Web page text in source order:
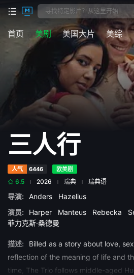
首页 美剧 美国大片 美综
三人行
人气 6446 欧美剧
6.5 2026 瑞典 瑞典语
导演: Anders Hazelius
演员:
Harper Manteus Rebecka
菲力克斯·桑德曼
描述:
Billed as a story about love,
reflection of the meaning of life and
time, The Trio follows middle-aged